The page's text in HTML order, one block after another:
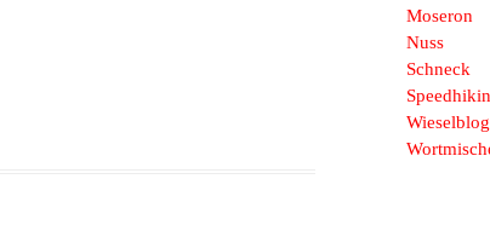
Moseron
Nuss
Schneck
Wieselblog